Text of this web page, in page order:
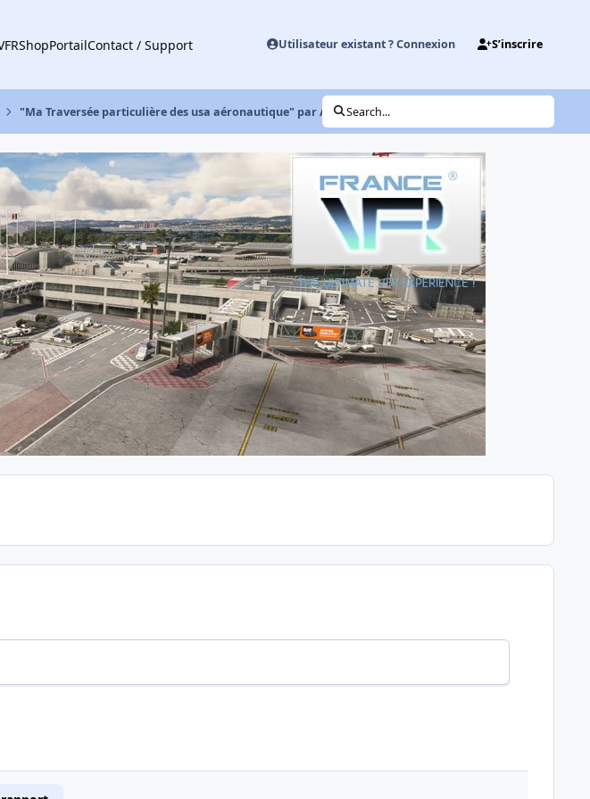
ShopPortailContact / Support Utilisateur existant ? Connexion S’inscrire
"Ma Traversée particulière des usa aéronautique" par Airman Gump.
Search...